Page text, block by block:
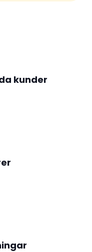
kunder